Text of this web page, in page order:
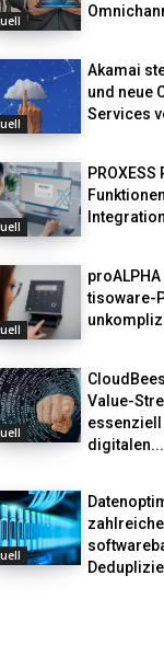
Akamai
und neue
Services
tisoware-
Value-
digitalen...